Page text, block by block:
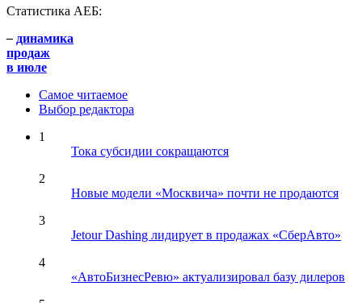
Статистика АЕБ:
– динамика
продаж
в июле
Самое читаемое
Выбор редактора
1
Тока субсидии сокращаются
2
Новые модели «Москвича» почти не продаются
3
Jetour Dashing лидирует в продажах «СберАвто»
4
«АвтоБизнесРевю» актуализировал базу дилеров